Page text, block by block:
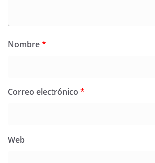
Nombre*
Correo electrónico *
Web